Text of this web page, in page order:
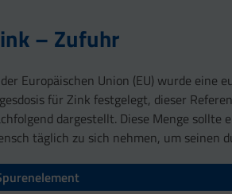
– Zufuhr
Europäischen Union (EU) wurde eine
für Zink festgelegt, dieser
dargestellt. Diese Menge sollte
täglich zu sich nehmen, um seinen